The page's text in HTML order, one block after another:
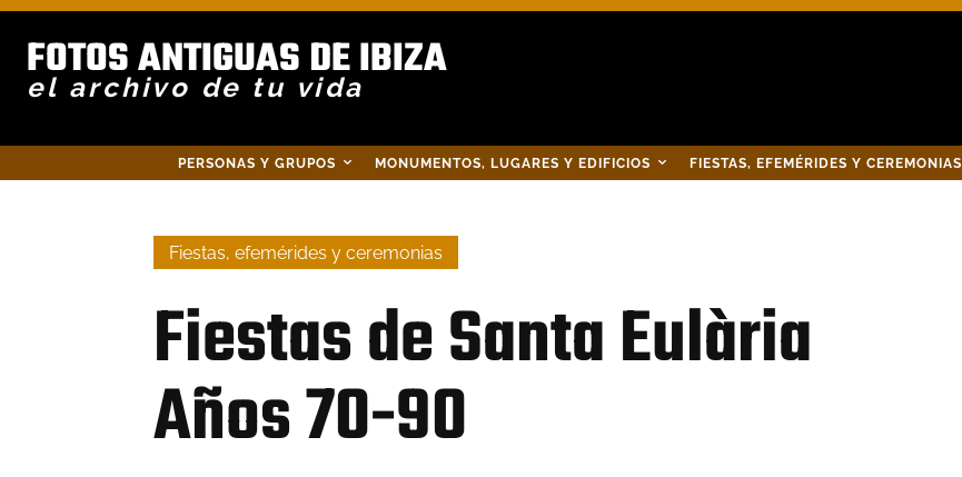
FOTOS ANTIGUAS DE IBIZA
el archivo de tu vida
PERSONAS Y GRUPOS MONUMENTOS, LUGARES Y EDIFICIOS FIESTAS, EFEMÉRIDES Y CEREMONIAS
Fiestas, efemérides y ceremonias
Fiestas de Santa Eulària
Años 70-90